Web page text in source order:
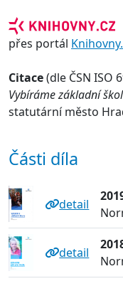
přes portál
Citace(dle ČSN ISO
Vybíráme základní
statutární město
Části díla
detail
detail